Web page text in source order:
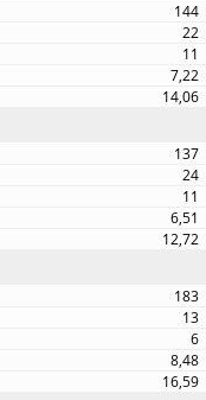
144
22
11
7,22
14,06
137
24
11
6,51
12,72
183
13
6
8,48
16,59